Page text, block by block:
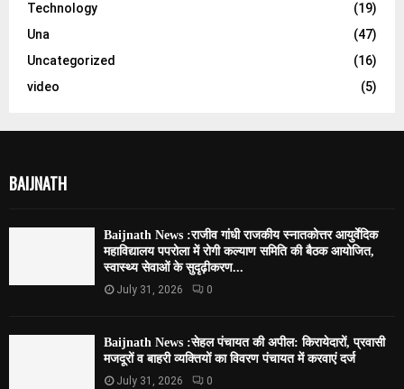
Technology
(19)
Una
(47)
Uncategorized
(16)
video
(5)
BAIJNATH
Baijnath News :राजीव गांधी राजकीय स्नातकोत्तर आयुर्वेदिक
महाविद्यालय पपरोला में रोगी कल्याण समिति की बैठक आयोजित,
स्वास्थ्य सेवाओं के सुदृढ़ीकरण...
July 31, 2026 0
Baijnath News :सेहल पंचायत की अपील: किरायेदारों, प्रवासी
मजदूरों व बाहरी व्यक्तियों का विवरण पंचायत में करवाएं दर्ज
July 31, 2026 0